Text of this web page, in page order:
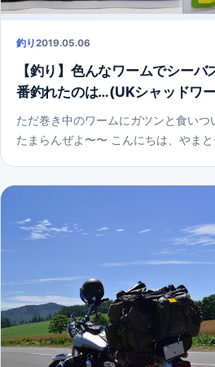
釣り2019.05.06
【釣り】色んなワームでシー
番釣れたのは…(UKシャッドワ
ただ巻き中のワームにガツンと食いつ
たまらんぜよ〜〜 こんにちは、やま